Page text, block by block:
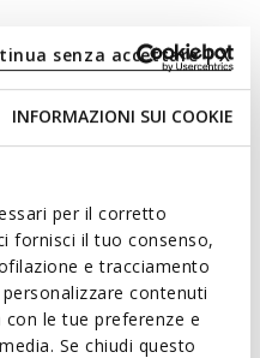
INFORMAZIONI SUI COOKIE
per il corretto
fornisci il tuo consenso,
e tracciamento
contenuti
le tue preferenze e
Se chiudi questo
senza accettare | X
drawstring hem